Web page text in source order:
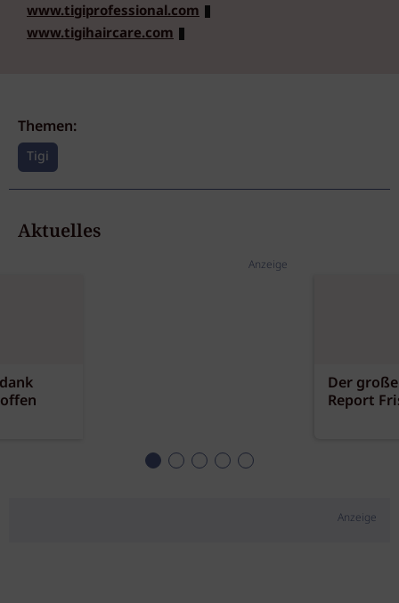
www.tigiprofessional.com
www.tigihaircare.com
Themen:
Tigi
Aktuelles
Anzeige
Der
Report
Anzeige